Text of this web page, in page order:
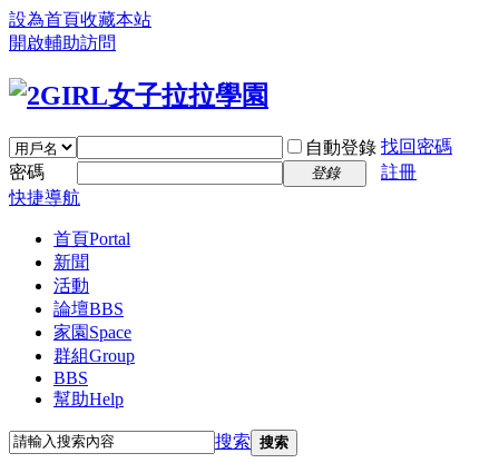
設為首頁收藏本站
開啟輔助訪問
自動登錄 找回密碼
密碼
登錄
註冊
快捷導航
首頁Portal
新聞
活動
論壇BBS
家園 Space
群組Group
BBS
幫助Help
搜索 搜索